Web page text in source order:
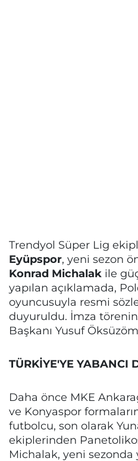
Trendyol Süper Lig
Eyüpspor, yeni sezon
Konrad Michalak ile
yapılan açıklamada,
oyuncusuyla resmi
duyuruldu. İmza
Başkanı Yusuf
TÜRKİYE'YE YABANCI
Daha önce MKE
ve Konyaspor
futbolcu, son olarak
ekiplerinden
Michalak, yeni